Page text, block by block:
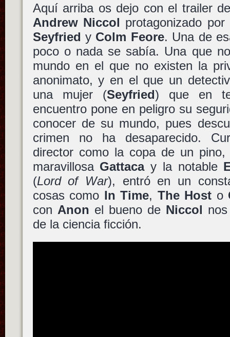
Aquí arriba os dejo con el trailer
Andrew Niccol protagonizado por
Seyfried y Colm Feore. Una de
poco o nada se sabía. Una que
mundo en el que no existen la
anonimato, y en el que un
una mujer (Seyfried) que en
encuentro pone en peligro su
conocer de su mundo, pues
crimen no ha desaparecido.
director como la copa de un
maravillosa Gattacay la notable
(Lord of War), entró en un
cosas como In Time, The Host o
con Anon el bueno de Niccol
de la ciencia ficción.